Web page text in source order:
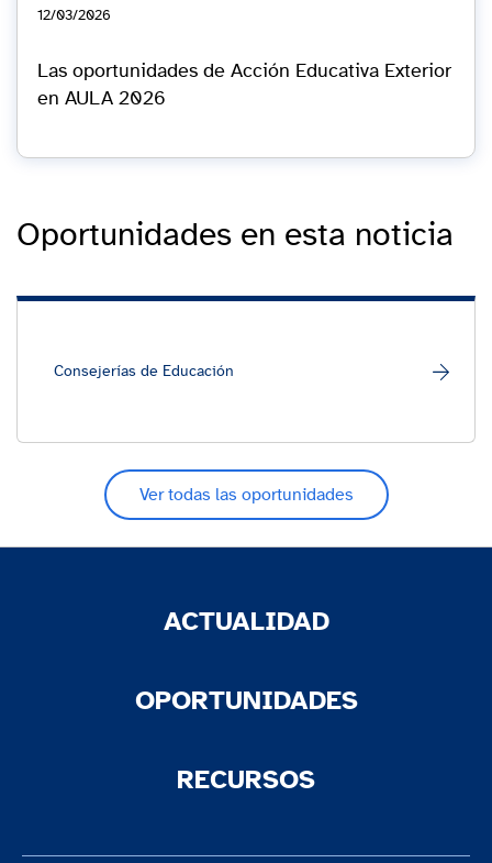
12/03/2026
Las oportunidades de Acción Educativa Exterior
en AULA 2026
Oportunidades en esta noticia
Consejerías de Educación
Ver todas las oportunidades
ACTUALIDAD
OPORTUNIDADES
RECURSOS